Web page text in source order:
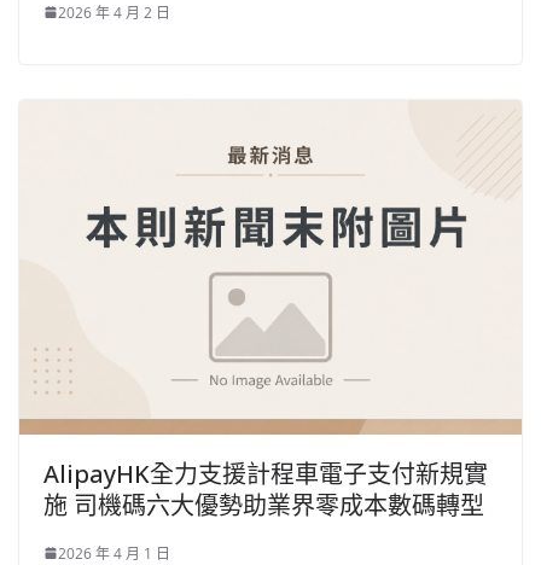
2026 年 4 月 2 日
AlipayHK全力支援計程車電子支付新規實
施 司機碼六大優勢助業界零成本數碼轉型
2026 年 4 月 1 日